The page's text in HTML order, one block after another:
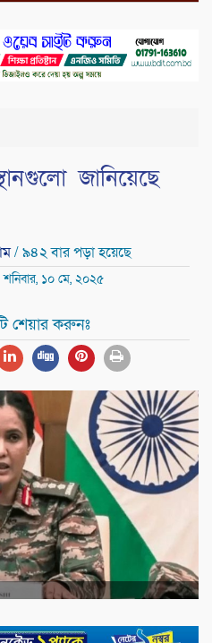
জানিয়েছে
/ ৯৪২ বার পড়া হয়েছে
১০ মে, ২০২৫
শেয়ার করুনঃ